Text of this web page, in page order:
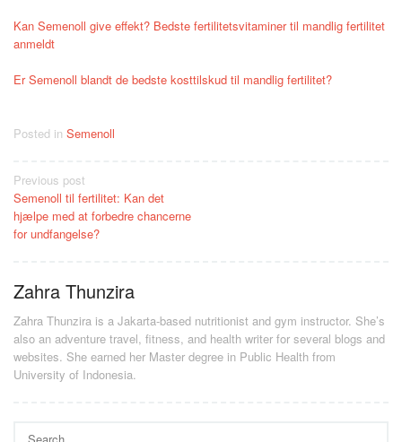
Kan Semenoll give effekt? Bedste fertilitetsvitaminer til mandlig fertilitet
anmeldt
Er Semenoll blandt de bedste kosttilskud til mandlig fertilitet?
Posted in Semenoll
Post
navigation
Previous post
Semenoll til fertilitet: Kan det
hjælpe med at forbedre chancerne
for undfangelse?
Zahra Thunzira
Zahra Thunzira is a Jakarta-based nutritionist and gym instructor. She’s
also an adventure travel, fitness, and health writer for several blogs and
websites. She earned her Master degree in Public Health from
University of Indonesia.